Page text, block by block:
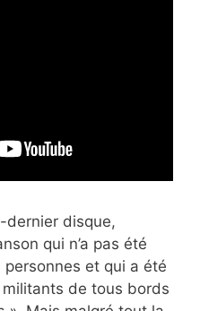
dernier disque,
qui n’a pas été
et qui a été
de tous bords